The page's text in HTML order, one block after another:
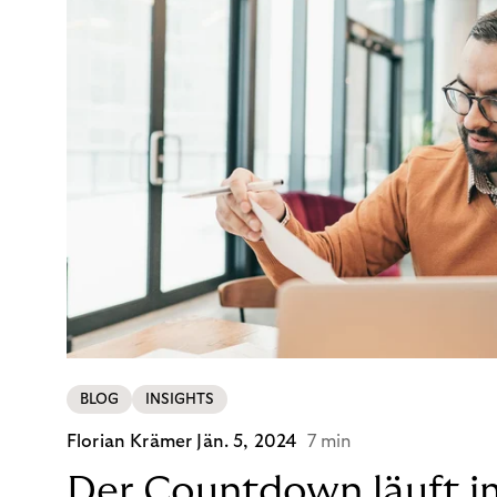
BLOG INSIGHTS
Florian Krämer Jän. 5, 2024 7 min